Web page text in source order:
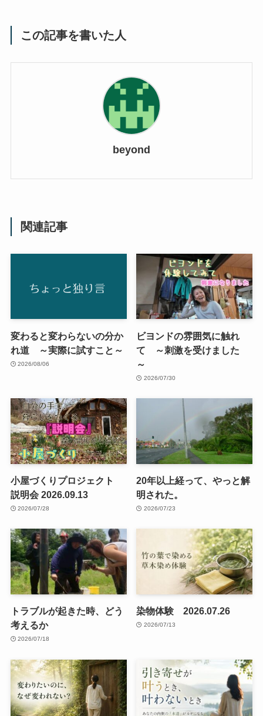
この記事を書いた人
beyond
関連記事
変わると変わらないの分か
れ道 ～実際に試すこと～
2026/08/06
ビヨンドの雰囲気に触れ
て ～刺激を受けました
～
2026/07/30
小屋づくりプロジェクト
説明会 2026.09.13
2026/07/28
20年以上経って、やっと解
明された。
2026/07/23
トラブルが起きた時、どう
考えるか
2026/07/18
染物体験 2026.07.26
2026/07/13